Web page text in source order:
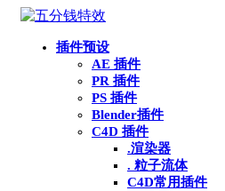
插件预设
AE 插件
PR 插件
PS 插件
Blender插件
C4D 插件
.渲染器
. 粒子流体
C4D常用插件